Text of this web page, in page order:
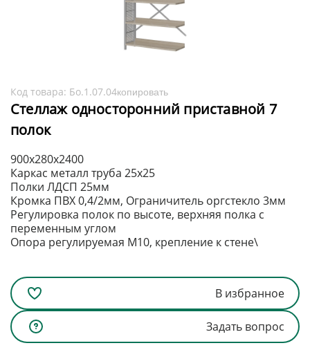
Код товара: Бо.1.07.04копировать
Стеллаж односторонний приставной 7
полок
Каркас металл труба 25х25
Полки ЛДСП 25мм
Кромка ПВХ 0,4/2мм, Ограничитель оргстекло 3мм
Регулировка полок по высоте, верхняя полка с
переменным углом
Опора регулируемая М10, крепление к стене\
900х280х2400
В избранное
Задать вопрос